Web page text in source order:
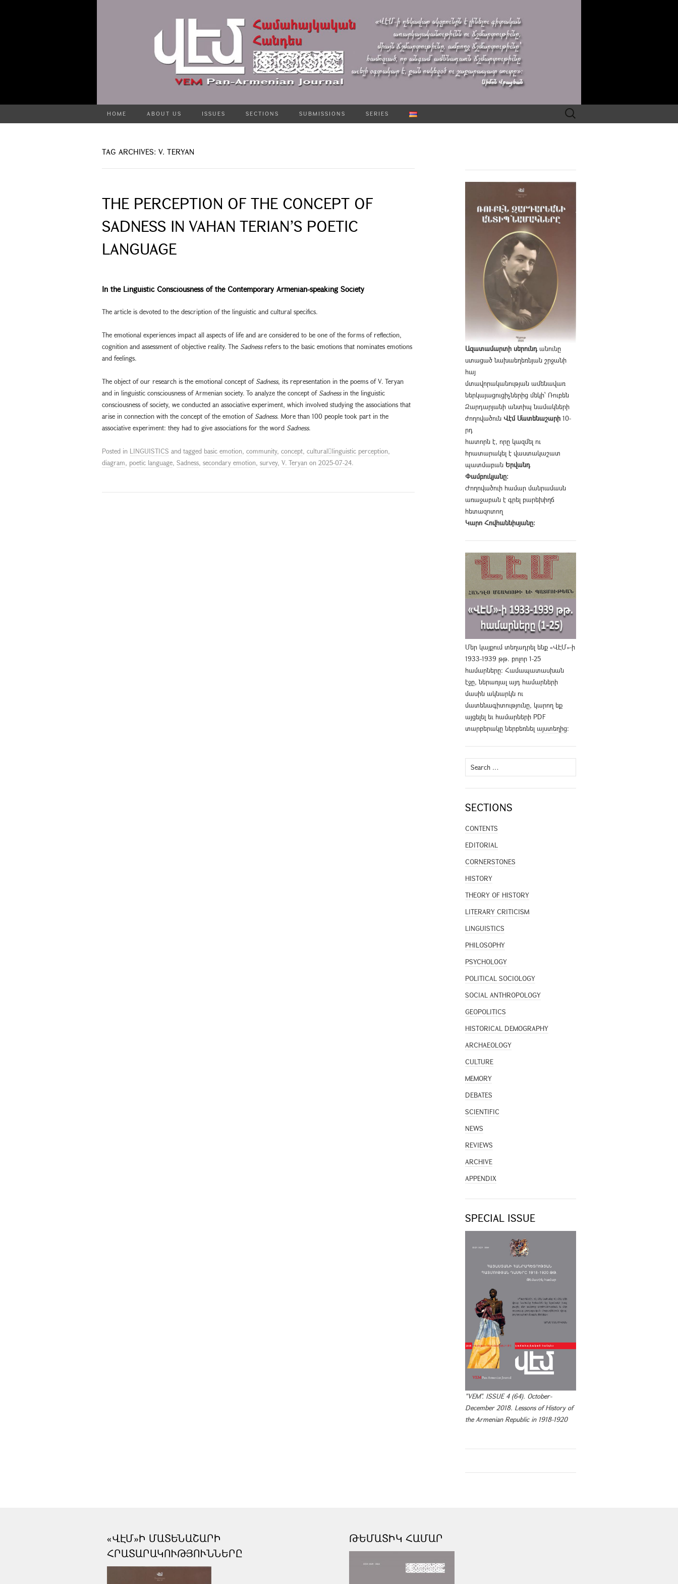
HOME ABOUT US ISSUES SECTIONS SUBMISSIONS SERIES
Search
for:
TAG ARCHIVES: V. TERYAN
THE PERCEPTION OF THE CONCEPT OF
SADNESS IN VAHAN TERIAN’S POETIC
LANGUAGE
In the Linguistic Consciousness of the Contemporary Armenian-speaking Society
The article is devoted to the description of the linguistic and cultural specifics.
The emotional experiences impact all aspects of life and are considered to be one of the forms of reflection,
cognition and assessment of objective reality. The Sadnessrefers to the basic emotions that nominates emotions
and feelings.
The object of our research is the emotional concept of Sadness, its representation in the poems of V. Teryan
and in linguistic consciousness of Armenian society. To analyze the concept of Sadnessin the linguistic
consciousness of society, we conducted an associative experiment, which involved studying the associations that
arise in connection with the concept of the emotion of Sadness. More than 100 people took part in the
associative experiment: they had to give associations for the word Sadness.
Posted in LINGUISTICS and tagged basic emotion, community, concept, cultural￾linguistic perception,
diagram, poetic language, Sadness, secondary emotion, survey, V. Teryan on 2025-07-24.
Ազատամարտի սերունդանունը
ստացած նախաեղեռնյան շրջանի
հայ
մտավորականության ամենավառ
ներկայացուցիչներից մեկի՝ Ռուբեն
Զարդարյանի անտիպ նամակների
ժողովածուն Վէմ Մատենաշարի 10-
րդ
հատորն է, որը կազմել ու
հրատարակել է վաստակաշատ
պատմաբան Երվանդ
Փամբուկյանը։
Ժողովածուի համար մանրամասն
առաջաբան է գրել բարեխիղճ
հետազոտող
Կարո Հովհաննիսյանը։
Մեր կայքում տեղադրել ենք «ՎԷՄ»-ի
1933-1939 թթ. բոլոր 1-25
համարները։ Համապատասխան
էջը, ներառյալ այդ համարների
մասին ակնարկն ու
մատենագիտությունը, կարող եք
այցելել եւ համարների PDF
տարբերակը ներբեռնել այստեղից։
Search
for:
SECTIONS
CONTENTS
EDITORIAL
CORNERSTONES
HISTORY
THEORY OF HISTORY
LITERARY CRITICISM
LINGUISTICS
PHILOSOPHY
PSYCHOLOGY
POLITICAL SOCIOLOGY
SOCIAL ANTHROPOLOGY
GEOPOLITICS
HISTORICAL DEMOGRAPHY
ARCHAEOLOGY
CULTURE
MEMORY
DEBATES
SCIENTIFIC
NEWS
REVIEWS
ARCHIVE
APPENDIX
SPECIAL ISSUE
"VEM". ISSUE 4 (64). October-
December 2018. Lessons of History of
the Armenian Republic in 1918-1920
«ՎԷՄ»Ի ՄԱՏԵՆԱՇԱՐԻ
ՀՐԱՏԱՐԱԿՈՒԹՅՈՒՆՆԵՐԸ
ԹԵՄԱՏԻԿ ՀԱՄԱՐ